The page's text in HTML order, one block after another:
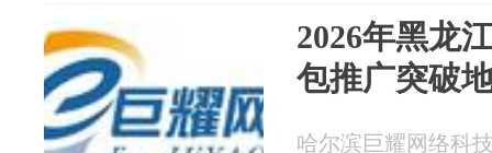
2026年黑龙
包推广突破
哈尔滨巨耀网络科